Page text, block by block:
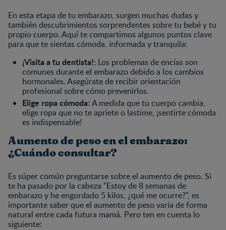
En esta etapa de tu embarazo, surgen muchas dudas y
también descubrimientos sorprendentes sobre tu bebé y tu
propio cuerpo. Aquí te compartimos algunos puntos clave
para que te sientas cómoda, informada y tranquila:
¡Visita a tu dentista!: Los problemas de encías son
comunes durante el embarazo debido a los cambios
hormonales. Asegúrate de recibir orientación
profesional sobre cómo prevenirlos.
Elige ropa cómoda: A medida que tu cuerpo cambia,
elige ropa que no te apriete o lastime, ¡sentirte cómoda
es indispensable!
Aumento de peso en el embarazo:
¿Cuándo consultar?
Es súper común preguntarse sobre el aumento de peso. Si
te ha pasado por la cabeza "Estoy de 8 semanas de
embarazo y he engordado 5 kilos, ¿qué me ocurre?", es
importante saber que el aumento de peso varía de forma
natural entre cada futura mamá. Pero ten en cuenta lo
siguiente: